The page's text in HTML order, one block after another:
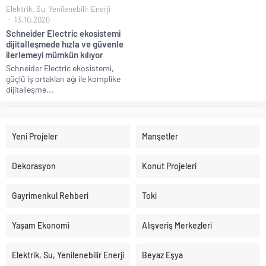
Elektrik, Su, Yenilenebilir Enerji
13.10.2020
Schneider Electric ekosistemi
dijitalleşmede hızla ve güvenle
ilerlemeyi mümkün kılıyor
Schneider Electric ekosistemi,
güçlü iş ortakları ağı ile komplike
dijitalleşme...
Yeni Projeler Manşetler
Dekorasyon Konut Projeleri
Gayrimenkul Rehberi Toki
Yaşam Ekonomi Alışveriş Merkezleri
Elektrik, Su, Yenilenebilir Enerji Beyaz Eşya